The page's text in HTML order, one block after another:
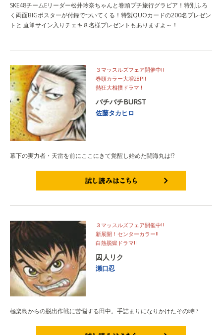
SKE48チームEリーダー松井玲奈ちゃんと巻頭プチ旅行グラビア！特別ふろ
く両面BIGポスターが付録でついてくる！特製QUOカードの200名プレゼン
トと 直筆サイン入りチェキ８名様プレゼントもありますよ～！
３マッスルズフェア開催中!!
巻頭カラー大増28P!!
熱狂大相撲ドラマ!!
バチバチBURST
佐藤タカヒロ
幕下の実力者・天雷を前にここにきて覚醒し始めた闘海丸は!?
３マッスルズフェア開催中!!
新展開！センターカラー!!
白熱脱獄ドラマ!!
囚人リク
瀬口忍
極楽島からの脱出作戦に苦悩する田中。手詰まりになりかけたその時!?